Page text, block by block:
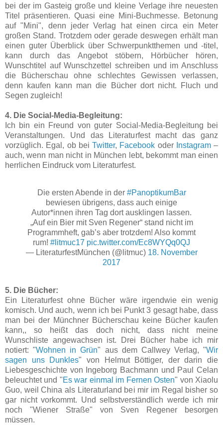
bei der im Gasteig große und kleine Verlage ihre neuesten
Titel präsentieren. Quasi eine Mini-Buchmesse. Betonung
auf "Mini", denn jeder Verlag hat einen circa ein Meter
großen Stand. Trotzdem oder gerade deswegen erhält man
einen guter Überblick über Schwerpunktthemen und -titel,
kann durch das Angebot stöbern, Hörbücher hören,
Wunschtitel auf Wunschzettel schreiben und im Anschluss
die Bücherschau ohne schlechtes Gewissen verlassen,
denn kaufen kann man die Bücher dort nicht. Fluch und
Segen zugleich!
4. Die Social-Media-Begleitung:
Ich bin ein Freund von guter Social-Media-Begleitung bei
Veranstaltungen. Und das Literaturfest macht das ganz
vorzüglich. Egal, ob bei Twitter, Facebook oder Instagram –
auch, wenn man nicht in München lebt, bekommt man einen
herrlichen Eindruck vom Literaturfest.
Die ersten Abende in der #PanoptikumBar
bewiesen übrigens, dass auch einige
Autor*innen ihren Tag dort ausklingen lassen.
„Auf ein Bier mit Sven Regener“ stand nicht im
Programmheft, gab’s aber trotzdem! Also kommt
rum! #litmuc17 pic.twitter.com/Ec8WYQq0QJ
— LiteraturfestMünchen (@litmuc) 18. November
2017
5. Die Bücher:
Ein Literaturfest ohne Bücher wäre irgendwie ein wenig
komisch. Und auch, wenn ich bei Punkt 3 gesagt habe, dass
man bei der Münchner Bücherschau keine Bücher kaufen
kann,, so heißt das doch nicht, dass nicht meine
Wunschliste angewachsen ist. Drei Bücher habe ich mir
notiert: "Wohnen in Grün" aus dem Callwey Verlag, "Wir
sagen uns Dunkles" von Helmut Böttiger, der darin die
Liebesgeschichte von Ingeborg Bachmann und Paul Celan
beleuchtet und "Es war einmal im Fernen Osten" von Xiaolu
Guo, weil China als Literaturland bei mir im Regal bisher so
gar nicht vorkommt. Und selbstverständlich werde ich mir
noch "Wiener Straße" von Sven Regener besorgen
müssen.